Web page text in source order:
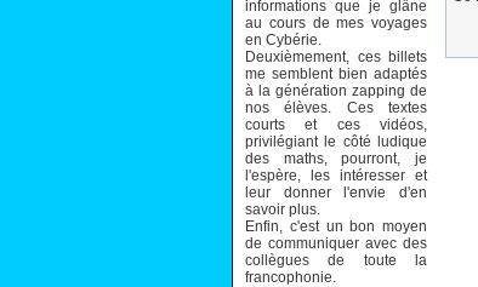
informations que je glâne
au cours de mes voyages
en Cybérie.
Deuxièmement, ces billets
me semblent bien adaptés
à la génération zapping de
nos élèves. Ces textes
courts et ces vidéos,
privilégiant le côté ludique
des maths, pourront, je
l'espère, les intéresser et
leur donner l'envie d'en
savoir plus.
Enfin, c'est un bon moyen
de communiquer avec des
collègues de toute la
francophonie.